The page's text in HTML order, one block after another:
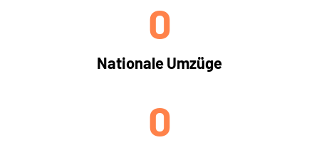
Nationale Umzüge
0
0